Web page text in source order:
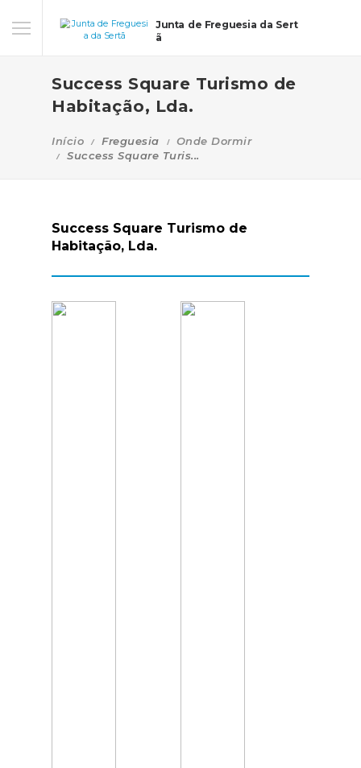
Junta de Freguesia da Sert
ã
Success Square Turismo de
Habitação, Lda.
Início Freguesia
Onde Dormir
Success Square Turis...
Success Square Turismo de
Habitação, Lda.